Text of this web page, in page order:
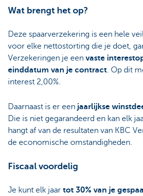
Wat brengt het op?
Deze spaarverzekering is een hele
voor elke nettostorting die je doet,
Verzekeringen je een vaste
einddatum van je contract. Op dit
interest 2,00%.
Daarnaast is er een jaarlijkse
Die is niet gegarandeerd en kan elk
hangt af van de resultaten van KBC
de economische omstandigheden.
Fiscaal voordelig
Je kunt elk jaar tot 30% van je